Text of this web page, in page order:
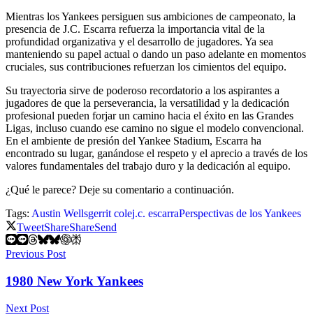
Mientras los Yankees persiguen sus ambiciones de campeonato, la
presencia de J.C. Escarra refuerza la importancia vital de la
profundidad organizativa y el desarrollo de jugadores. Ya sea
manteniendo su papel actual o dando un paso adelante en momentos
cruciales, sus contribuciones refuerzan los cimientos del equipo.
Su trayectoria sirve de poderoso recordatorio a los aspirantes a
jugadores de que la perseverancia, la versatilidad y la dedicación
profesional pueden forjar un camino hacia el éxito en las Grandes
Ligas, incluso cuando ese camino no sigue el modelo convencional.
En el ambiente de presión del Yankee Stadium, Escarra ha
encontrado su lugar, ganándose el respeto y el aprecio a través de los
valores fundamentales del trabajo duro y la dedicación al equipo.
¿Qué le parece? Deje su comentario a continuación.
Tags: Austin Wellsgerrit colej.c. escarraPerspectivas de los Yankees
TweetShareShareSend
Previous Post
1980 New York Yankees
Next Post